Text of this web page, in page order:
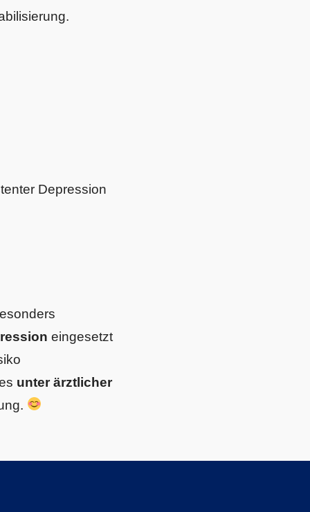
Depression
eingesetzt
unter ärztlicher